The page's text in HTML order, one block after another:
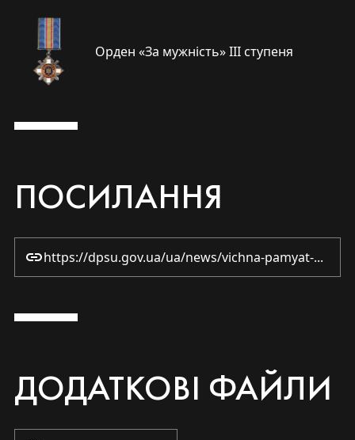
Орден «За мужність» ІІІ ступеня
ПОСИЛАННЯ
https://dpsu.gov.ua/ua/news/vichna-pamyat-geroyurik-z-dnya-zagibeli-volodimira-trubachova
ДОДАТКОВІ ФАЙЛИ